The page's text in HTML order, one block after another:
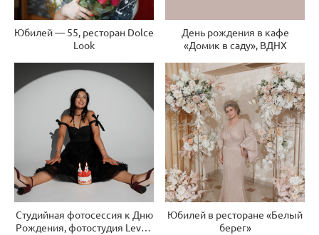
Юбилей — 55, ресторан Dolce
Look
День рождения в кафе
«Домик в саду», ВДНХ
Студийная фотосессия к Дню
Рождения, фотостудия Level-
Юбилей в ресторане «Белый
берег»